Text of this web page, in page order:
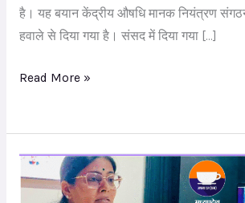
है। यह बयान केंद्रीय औषधि मानक नियंत्रण
हवाले से दिया गया है। संसद में दिया गया […]
जानकारी
Read More »
अपना
दल